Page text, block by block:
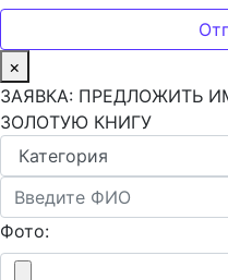
×
ЗАЯВКА: ПРЕДЛОЖИТЬ
ЗОЛОТУЮ КНИГУ
Фото: